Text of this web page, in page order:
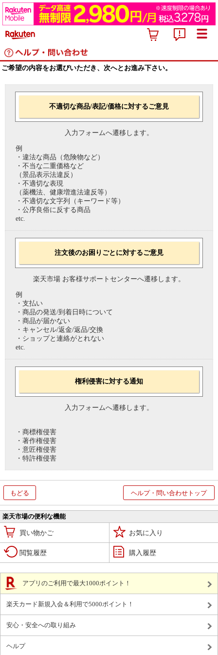
ご希望の内容をお選びいただき、次へとお進み下さい。
不適切な商品/表記/価格に対するご意見
入力フォームへ遷移します。
例
・違法な商品（危険物など）
・不当な二重価格など
（景品表示法違反）
・不適切な表現
（薬機法、健康増進法違反等）
・不適切な文字列（キーワード等）
・公序良俗に反する商品
etc.
注文後のお困りごとに対するご意見
楽天市場 お客様サポートセンターへ遷移します。
例
・支払い
・商品の発送/到着日時について
・商品が届かない
・キャンセル/返金/返品/交換
・ショップと連絡がとれない
etc.
権利侵害に対する通知
入力フォームへ遷移します。
・商標権侵害
・著作権侵害
・意匠権侵害
・特許権侵害
もどる ヘルプ・問い合わせトップ
楽天市場の便利な機能
買い物かご お気に入り
閲覧履歴 購入履歴
アプリのご利用で最大1000ポイント！
楽天カード新規入会＆利用で5000ポイント！
安心・安全への取り組み
ヘルプ